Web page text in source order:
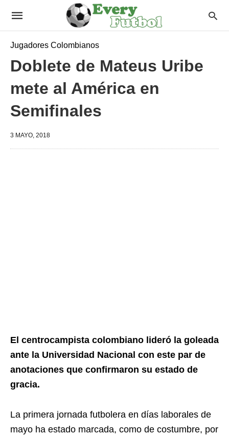
Jugadores Colombianos
Doblete de Mateus Uribe
mete al América en
Semifinales
3 MAYO, 2018
El centrocampista colombiano lideró la goleada
ante la Universidad Nacional con este par de
anotaciones que confirmaron su estado de
gracia.
La primera jornada futbolera en días laborales de
mayo ha estado marcada, como de costumbre, por